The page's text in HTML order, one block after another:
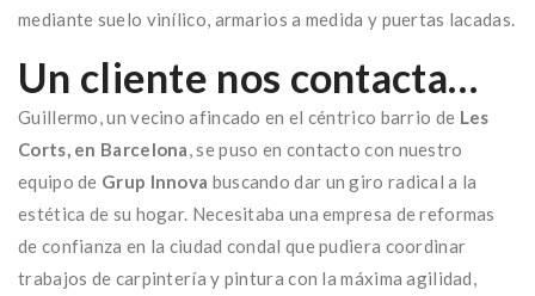
mediante suelo vinílico, armarios a medida y puertas lacadas.
Un cliente nos contacta…
Guillermo, un vecino afincado en el céntrico barrio de Les
Corts, en Barcelona, se puso en contacto con nuestro
equipo de Grup Innova buscando dar un giro radical a la
estética de su hogar. Necesitaba una empresa de reformas
de confianza en la ciudad condal que pudiera coordinar
trabajos de carpintería y pintura con la máxima agilidad,